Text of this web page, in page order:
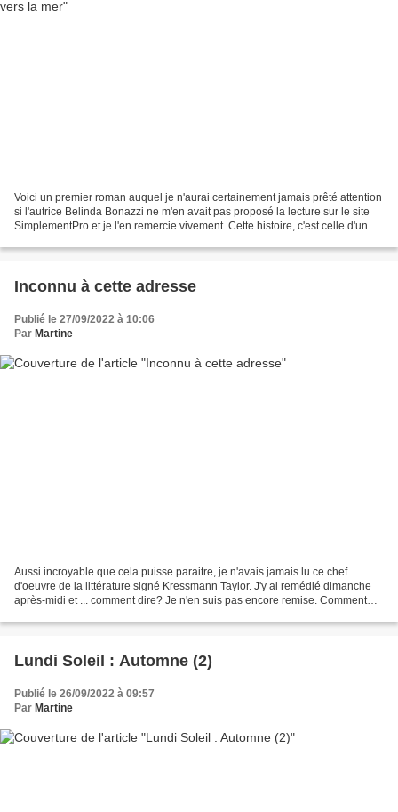
Voici un premier roman auquel je n'aurai certainement jamais prêté attention
si l'autrice Belinda Bonazzi ne m'en avait pas proposé la lecture sur le site
SimplementPro et je l'en remercie vivement. Cette histoire, c'est celle d'une
Inconnu à cette adresse
Publié le 27/09/2022 à 10:06
Par Martine
Aussi incroyable que cela puisse paraitre, je n'avais jamais lu ce chef
d'oeuvre de la littérature signé Kressmann Taylor. J'y ai remédié dimanche
après-midi et ... comment dire? Je n'en suis pas encore remise. Comment
Lundi Soleil : Automne (2)
Publié le 26/09/2022 à 09:57
Par Martine